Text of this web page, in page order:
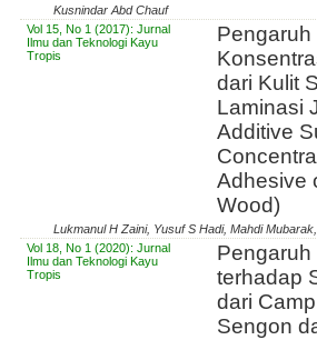
Kusnindar Abd Chauf
Vol 15, No 1 (2017): Jurnal
Ilmu dan Teknologi Kayu
Tropis
dari Kulit
Laminasi
Additive
Adhesive
Wood)
Lukmanul H Zaini, Yusuf S Hadi, Mahdi
Vol 18, No 1 (2020): Jurnal
Ilmu dan Teknologi Kayu
Tropis
terhadap
dari
Sengon